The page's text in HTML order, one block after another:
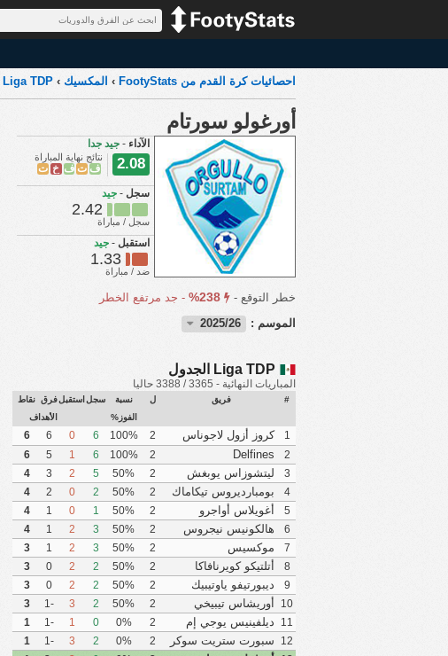
احصائيات كرة القدم من FootyStats › المكسيك ›
Liga TDP
أورغولو سورتام
الآداء - جيد جدا
2.08 نتائج نهاية المباراة
ف ت ف خ ت
سجل - جيد
2.42
سجل / مباراة
استقبل - جيد
1.33
ضد / مباراة
خطر التوقع - 238%
- جد مرتفع الخطر
الموسم :
2025/26
Liga TDP الجدول
المباريات النهائية - 3365 / 3388 حاليا
# فريق ل
نسبة
الفوز%
سجل استقبلفرق
الأهداف
نقاط
1 كروز أزول لاجوناس 2
100%
6
0
6
6
2
Delfines
Coatzacoalcos
2
100%
6
1
5
6
3
ليتشوزاس يوبغش 2
50%
5
2
3
4
4
بومبارديروس تيكاماك 2
50%
2
0
2
4
5
أغويلاس أواجرو 2
50%
1
0
1
4
6
هالكونيس نيجروس 2
50%
3
2
1
4
7
موكسيس 2
50%
3
2
1
3
8
أتلتيكو كويرنافاكا 2
50%
2
2
0
3
9
ديبورتيفو ياوتيبيك 2
50%
2
2
0
3
10
أوريشاس تيبيخي 2
50%
2
3
-1
3
11
ديلفينيس يوجي إم 2
0%
0
1
-1
1
12
سبورت ستريت سوكر 2
0%
2
3
-1
1